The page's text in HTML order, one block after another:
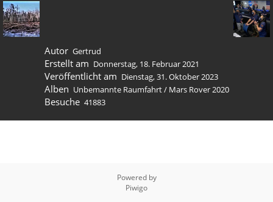
Autor Gertrud
Erstellt am Donnerstag, 18. Februar 2021
Veröffentlicht am Dienstag, 31. Oktober 2023
Alben Unbemannte Raumfahrt/ Mars Rover 2020
Besuche 41883
Powered by
Piwigo